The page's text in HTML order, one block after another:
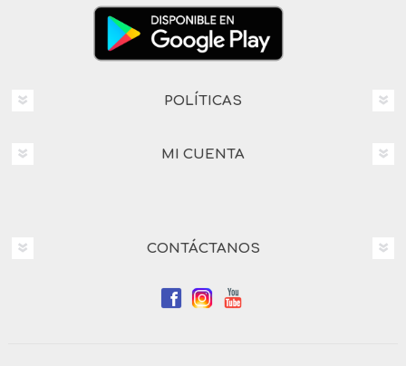
POLÍTICAS
MI CUENTA
CONTÁCTANOS